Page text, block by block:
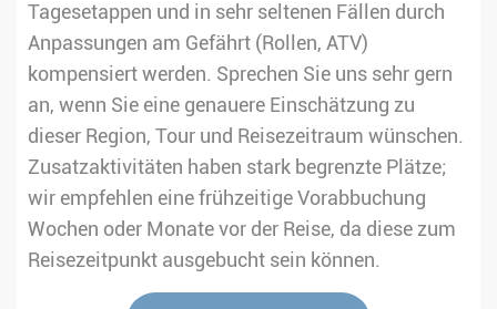
Tagesetappen und in sehr seltenen Fällen durch
Anpassungen am Gefährt (Rollen, ATV)
kompensiert werden. Sprechen Sie uns sehr gern
an, wenn Sie eine genauere Einschätzung zu
dieser Region, Tour und Reisezeitraum wünschen.
Zusatzaktivitäten haben stark begrenzte Plätze;
wir empfehlen eine frühzeitige Vorabbuchung
Wochen oder Monate vor der Reise, da diese zum
Reisezeitpunkt ausgebucht sein können.